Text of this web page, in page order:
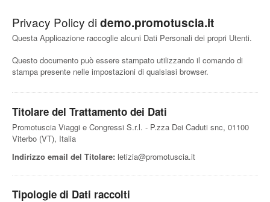
Privacy Policy di demo.promotuscia.it
Questa Applicazione raccoglie alcuni Dati Personali dei propri Utenti.
Questo documento può essere stampato utilizzando il comando di
stampa presente nelle impostazioni di qualsiasi browser.
Titolare del Trattamento dei Dati
Promotuscia Viaggi e Congressi S.r.l. - P.zza Dei Caduti snc, 01100
Viterbo (VT), Italia
Indirizzo email del Titolare: letizia@promotuscia.it
Tipologie di Dati raccolti